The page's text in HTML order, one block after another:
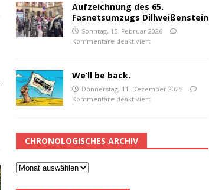
Aufzeichnung des 65.
Fasnetsumzugs Dillweißenstein
Sonntag, 15. Februar 2026
Kommentare deaktiviert
We’ll be back.
Donnerstag, 11. Dezember 2025
Kommentare deaktiviert
CHRONOLOGISCHES ARCHIV